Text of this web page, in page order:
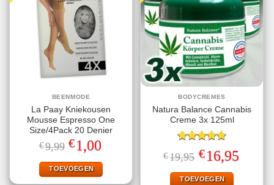
BEENMODE
La Paay Kniekousen
Mousse Espresso One
Size/4Pack 20 Denier
€9,99 Oorspronkelijke
prijs
was:
€9,99.
€1,00
is:
€1,00.
TOEVOEGEN
BODYCREMES
Natura Balance Cannabis
Creme 3x 125ml
Gewaardeerd
5.00uit 5
€19,95 Oorspronkelijke
prijs
was:
€19,95.
€16,95prijs
TOEVOEGEN